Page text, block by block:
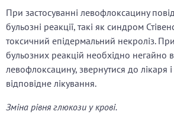
При застосуванні левофлоксацину
бульозні реакції, такі як синдром
токсичний епідермальний некроліз.
бульозних реакцій необхідно негайно
левофлоксацину, звернутися до лікаря
відповідне лікування.
Зміна рівня глюкози у крові.